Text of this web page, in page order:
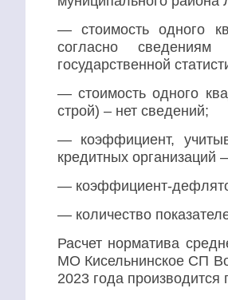
— стоимость одного
согласно
государственной
— стоимость одного
строй) – нет сведений;
— коэффициент,
кредитных организаций
— коэффициент-
— количество
Расчет норматива
МО Кисельнинское СП
2023 года